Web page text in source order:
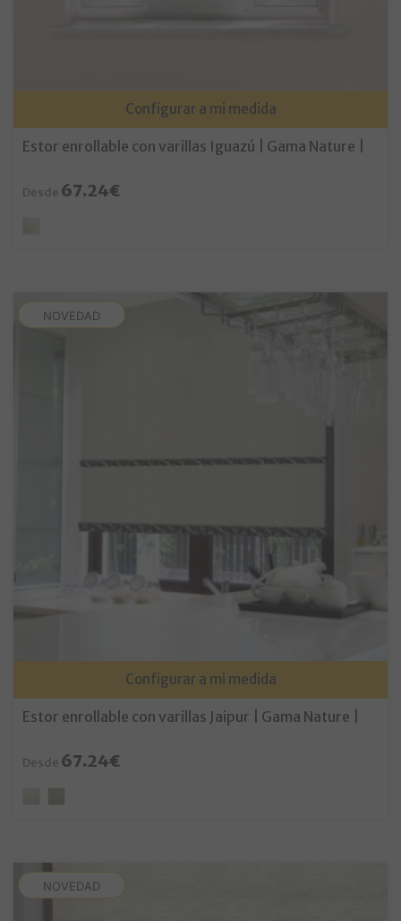
Configurar a mi medida
Estor enrollable con varillas Iguazú | Gama Nature |
Desde 67.24€
NOVEDAD
Configurar a mi medida
Estor enrollable con varillas Jaipur | Gama Nature |
Desde 67.24€
NOVEDAD